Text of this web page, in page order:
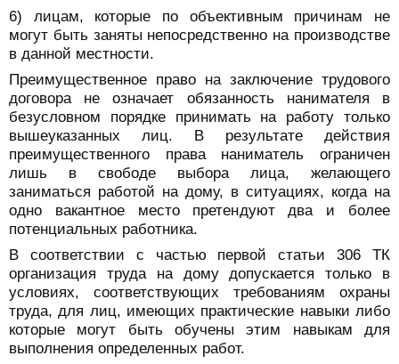
6) лицам, которые по объективным причинам не
могут быть заняты непосредственно на производстве
в данной местности.
Преимущественное право на заключение трудового
договора не означает обязанность нанимателя в
безусловном порядке принимать на работу только
вышеуказанных лиц. В результате действия
преимущественного права наниматель ограничен
лишь в свободе выбора лица, желающего
заниматься работой на дому, в ситуациях, когда на
одно вакантное место претендуют два и более
потенциальных работника.
В соответствии с частью первой статьи 306 ТК
организация труда на дому допускается только в
условиях, соответствующих требованиям охраны
труда, для лиц, имеющих практические навыки либо
которые могут быть обучены этим навыкам для
выполнения определенных работ.